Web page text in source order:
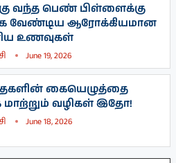
வந்த பெண் பிள்ளைக்கு
வேண்டிய ஆரோக்கியமான
உணவுகள்
June 19, 2026
கையெழுத்தை
வழிகள் இதோ!
June 18, 2026